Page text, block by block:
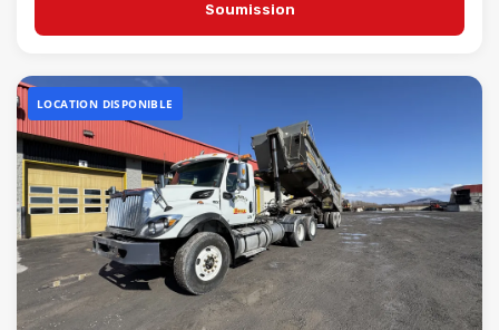
Soumission
LOCATION DISPONIBLE